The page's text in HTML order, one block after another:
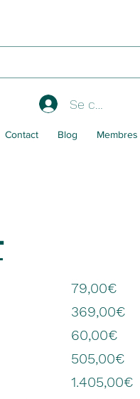
Se connecter
Contact Blog Membres
79,00€
369,00€
60,00€
505,00€
1.405,00€